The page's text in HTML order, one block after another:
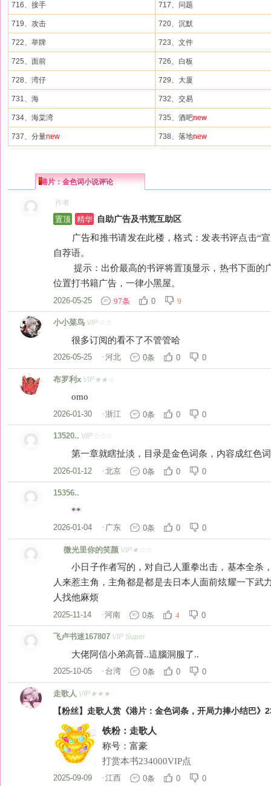
716、接手 717、问题
719、攻击 720、沉默
722、举牌 723、文件
725、面前 726、白板
728、湾仔 729、大厦
731、海 732、交易
734、海棠湾 735、酒吧new
737、分量new 738、落地new
港片：金色词小说评论
作者
置顶 精华 自助广告及书荒互助区
广告和推书请发在此楼，格式：发表书评点击“宣
自荐语。
提示：出价最高的书评将置顶显示，热书下面的
位置打书籍广告，一律小黑屋。
2026-05-25 97条 0 9
小小菜鸟 VIP☆☆
很多订阅的看不了不管管哈
2026-05-25 · 河北 0条 0 0
布罗利x VIP★★☆
omo
2026-01-30 · 浙江 0条 0 0
13520.. VIP☆☆☆
第一章就瞎扯淡，目录是金色词条，内容成红色
2026-01-12 · 北京 0条 0 0
15356..
**
2026-01-04 · 广东 0条 0 0
ゞ 微光里你的笑颜 VIP★☆☆
小日子作者写的，对自己人重拳出击，基本全杀
人来惹主角，主角都是都是去日本人面前炫耀一下武
人找他麻烦
2025-11-14 · 河南 0条 4 0
飞卢书迷167807 VIP Super
大佬阿信小弟高晉..這腦洞服了..
2025-10-05 · 台湾 0条 0 0
走歌人 VIP★★★
【粉丝】走歌人赏《港片：金色词条，开局力捧小结巴》
铁粉：走歌人
称号：富豪
打赏本书234000VIP点
2025-09-09 · 江西 0条 0 0